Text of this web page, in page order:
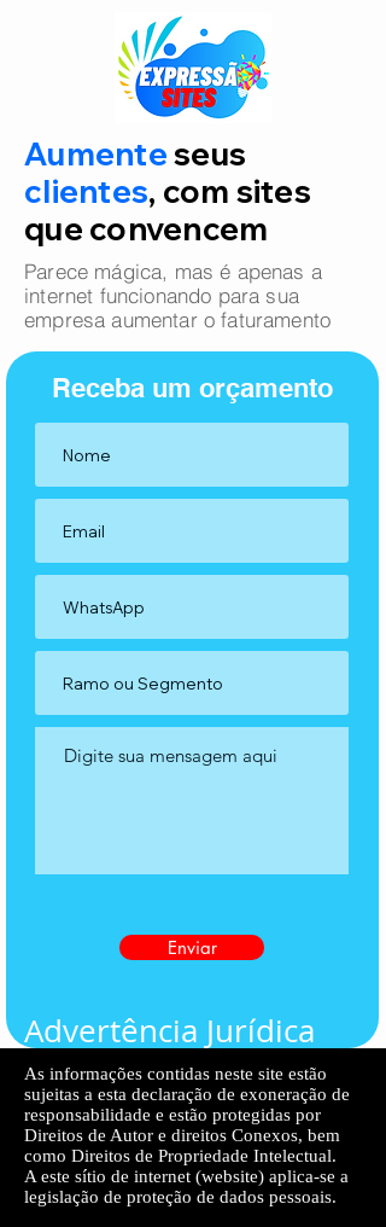
Aumenteseus
clientes, com sites
que convencem
Parece mágica, mas é apenas a
internet funcionando para sua
empresa aumentar o faturamento
Receba um orçamento
Enviar
Advertência Jurídica
As informações contidas neste site estão
sujeitas a esta declaração de exoneração de
responsabilidade e estão protegidas por
Direitos de Autor e direitos Conexos, bem
como Direitos de Propriedade Intelectual.
A este sítio de internet (website) aplica-se a
legislação de proteção de dados pessoais.